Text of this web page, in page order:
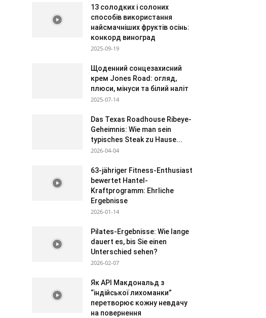
13 солодких і солоних
способів використання
найсмачніших фруктів осінь:
конкорд виноград
2025-09-19
Щоденний сонцезахисний
крем Jones Road: огляд,
плюси, мінуси та білий наліт
2025-07-14
Das Texas Roadhouse Ribeye-
Geheimnis: Wie man sein
typisches Steak zu Hause...
2026-04-04
63-jähriger Fitness-Enthusiast
bewertet Hantel-
Kraftprogramm: Ehrliche
Ergebnisse
2026-01-14
Pilates-Ergebnisse: Wie lange
dauert es, bis Sie einen
Unterschied sehen?
2026-02-07
Як АРІ Макдональд з
“індійської лихоманки”
перетворює кожну невдачу
на повернення